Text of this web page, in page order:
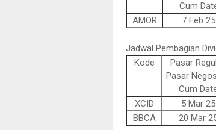
Cum
AMOR 7 Feb 25
Jadwal Pembagian
Kode
Pasar
Pasar
Cum
XCID 5 Mar 25
BBCA
20 Mar